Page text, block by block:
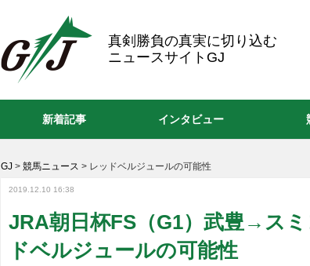
真剣勝負の真実に切り込む
ニュースサイトGJ
GJ > 競馬ニュース > レッドベルジュールの可能性
2019.12.10 16:38
JRA朝日杯FS（G1）武豊→ス
ドベルジュールの可能性
新着記事 インタビュー